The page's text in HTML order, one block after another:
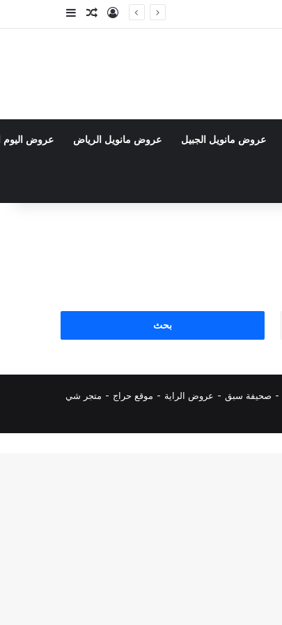
تسجيل الدخول
مقال عشوائي
إضافة عمود
عروض مانويل الجبيل عروض مانويل الرياض عروض اليوم
- صحيفة سبق - عروض الراية - موقع حراج - متجر شي